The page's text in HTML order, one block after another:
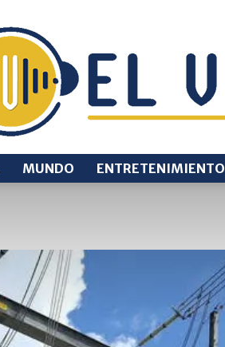
MUNDO ENTRETENIMIENTO